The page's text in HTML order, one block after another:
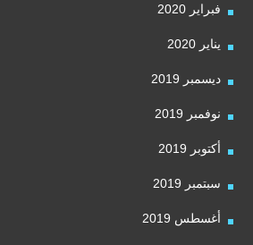
فبراير 2020
يناير 2020
ديسمبر 2019
نوفمبر 2019
أكتوبر 2019
سبتمبر 2019
أغسطس 2019